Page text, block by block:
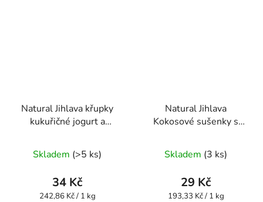
Natural Jihlava křupky
kukuřičné jogurt a
hodnocení
produktu
je
Skladem (>5 ks)
34 Kč
Měrná
242,86 Kč / 1 kg
Natural Jihlava
Kokosové sušenky s
150g
hodnocení
produktu
je
Skladem (3 ks)
29 Kč
Měrná
193,33 Kč / 1 kg